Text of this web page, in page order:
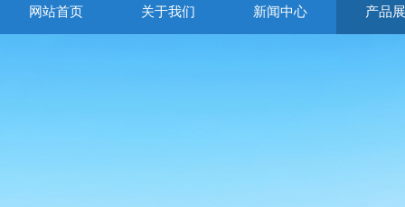
网站首页 关于我们 新闻中心 产品